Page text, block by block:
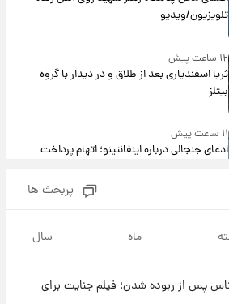
تلویزیون/ویدیو
۱۲ ساعت پیش
ثریا اسفندیاری بعد از طلاق و در دیدار با گروه
بیتلز
۱۱ ساعت پیش
ادعای جنجالی درباره اینفانتینو؛ اتهام پرداخت
آلزایمر و زوال عقل افزایش می‌یابد؟
۱۲ ساعت پیش
پربحث ها
ماه سال
پس از ربوده شدن؛ فیلم جنایت برای